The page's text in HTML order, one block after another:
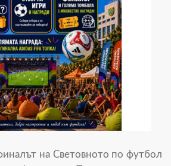
на Световното по футбол